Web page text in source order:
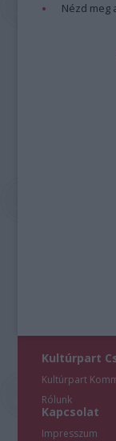
Nézd meg
Kultúrpart
Kultúrpart
Rólunk
Kapcsolat
Impresszum